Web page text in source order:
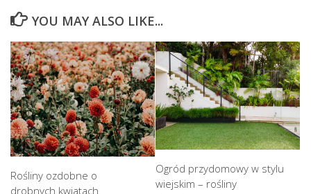
YOU MAY ALSO LIKE...
Rośliny ozdobne o
drobnych kwiatach
Ogród przydomowy w stylu
wiejskim – rośliny